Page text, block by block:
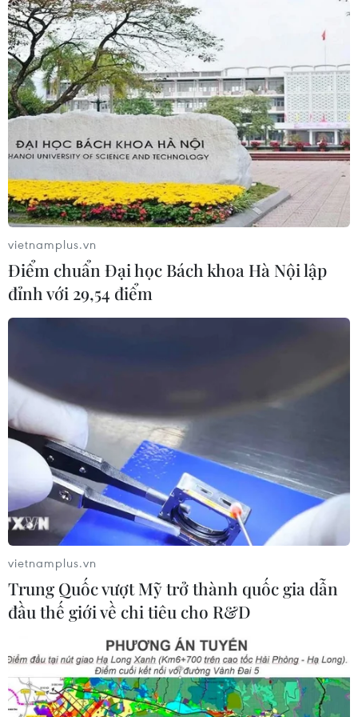
Xác minh, làm rõ trách nhiệm trong vụ
phá rừng phòng hộ Lăng Chua
thôn Lăng Chua, xã Trung Hà, huyện Chiêm Hóa, việc
khai thác trái phép rừng phòng hộ có xảy ra như nội
dung thông tin Thông tấn xã Việt Nam đã đưa.
vietnamplus.vn
Điểm chuẩn Đại học Bách khoa Hà Nội lập
đỉnh với 29,54 điểm
vietnamplus.vn
Trung Quốc vượt Mỹ trở thành quốc gia dẫn
đầu thế giới về chi tiêu cho R&D